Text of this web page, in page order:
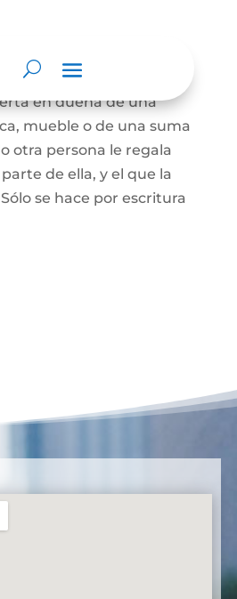
cuyo fin es que una
en dueña de una
mueble o de una suma
otra persona le regala
de ella, y el que la
se hace por escritura